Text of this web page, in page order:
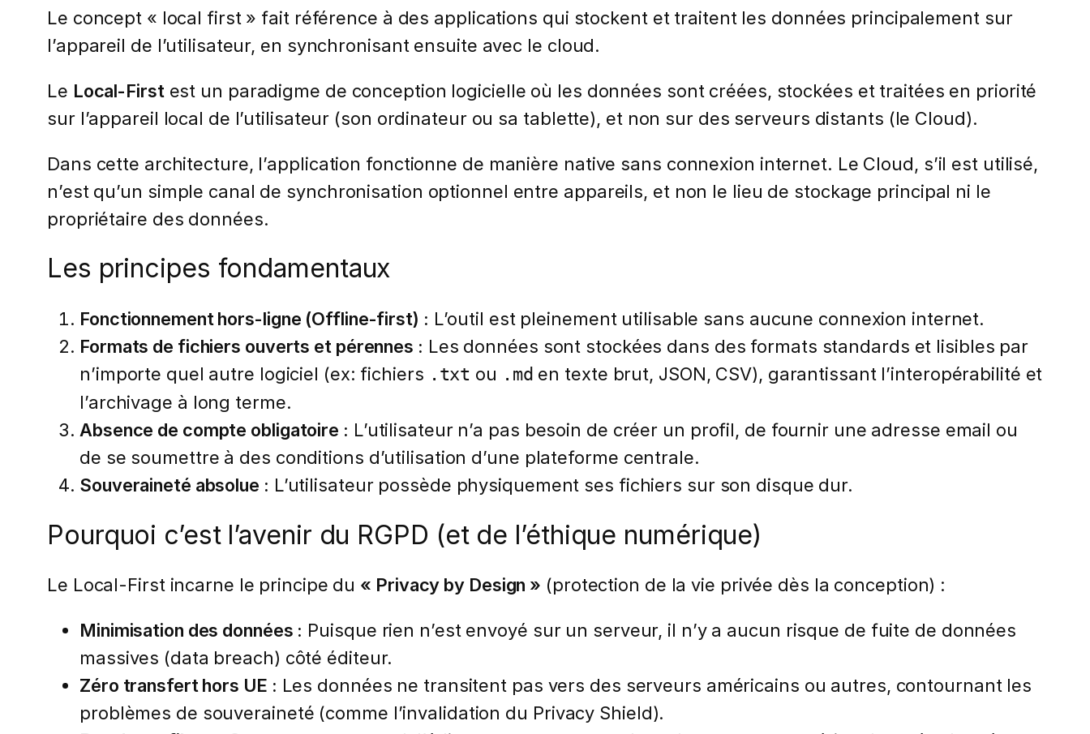
Le concept « local first » fait référence à des applications qui stockent et traitent les données principalement sur
l’appareil de l’utilisateur, en synchronisant ensuite avec le cloud.
Le Local-First est un paradigme de conception logicielle où les données sont créées, stockées et traitées en priorité
sur l’appareil local de l’utilisateur (son ordinateur ou sa tablette), et non sur des serveurs distants (le Cloud).
Dans cette architecture, l’application fonctionne de manière native sans connexion internet. Le Cloud, s’il est utilisé,
n’est qu’un simple canal de synchronisation optionnel entre appareils, et non le lieu de stockage principal ni le
propriétaire des données.
Les principes fondamentaux
Fonctionnement hors-ligne (Offline-first) : L’outil est pleinement utilisable sans aucune connexion internet.
Formats de fichiers ouverts et pérennes : Les données sont stockées dans des formats standards et lisibles par
n’importe quel autre logiciel (ex: fichiers .txt ou .md en texte brut, JSON, CSV), garantissant l’interopérabilité et
l’archivage à long terme.
Absence de compte obligatoire : L’utilisateur n’a pas besoin de créer un profil, de fournir une adresse email ou
de se soumettre à des conditions d’utilisation d’une plateforme centrale.
Souveraineté absolue : L’utilisateur possède physiquement ses fichiers sur son disque dur.
Pourquoi c’est l’avenir du RGPD (et de l’éthique numérique)
Le Local-First incarne le principe du « Privacy by Design » (protection de la vie privée dès la conception) :
Minimisation des données : Puisque rien n’est envoyé sur un serveur, il n’y a aucun risque de fuite de données
massives (data breach) côté éditeur.
Zéro transfert hors UE : Les données ne transitent pas vers des serveurs américains ou autres, contournant les
problèmes de souveraineté (comme l’invalidation du Privacy Shield).